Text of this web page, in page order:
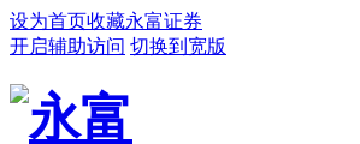
设为首页收藏永富证券
开启辅助访问 切换到宽版